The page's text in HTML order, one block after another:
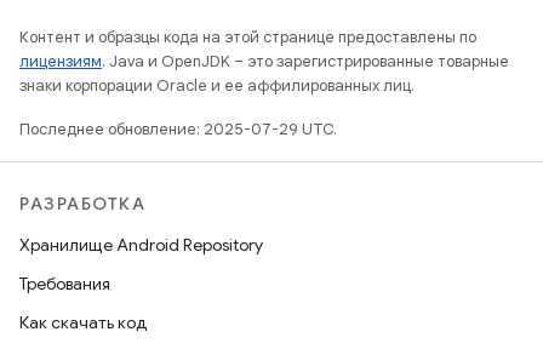
Контент и образцы кода на этой странице предоставлены по
лицензиям. Java и OpenJDK – это зарегистрированные товарные
знаки корпорации Oracle и ее аффилированных лиц.
Последнее обновление: 2025-07-29 UTC.
РАЗРАБОТКА
Хранилище Android Repository
Требования
Как скачать код